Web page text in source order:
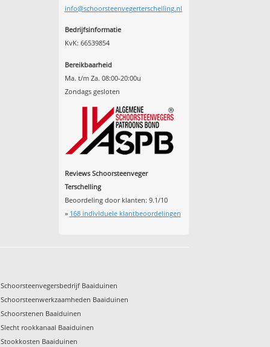
info@schoorsteenvegerterschelling.nl
Bedrijfsinformatie
KvK: 66539854
Bereikbaarheid
Ma. t/m Za. 08:00-20:00u
Zondags gesloten
Reviews Schoorsteenveger
Terschelling
Beoordeling door klanten: 9.1/10
» 168individuele klantbeoordelingen
Schoorsteenvegersbedrijf Baaiduinen
Schoorsteenwerkzaamheden Baaiduinen
Schoorstenen Baaiduinen
Slecht rookkanaal Baaiduinen
Stookkosten Baaiduinen